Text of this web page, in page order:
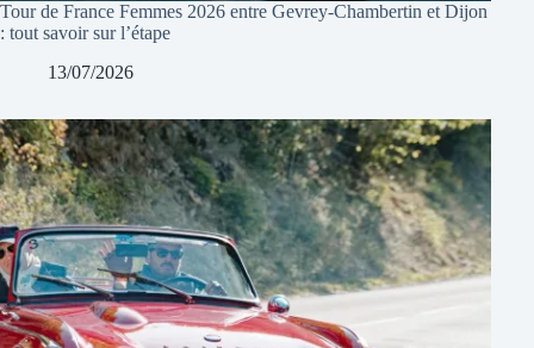
Tour de France Femmes 2026 entre Gevrey-Chambertin et Dijon
: tout savoir sur l’étape
13/07/2026